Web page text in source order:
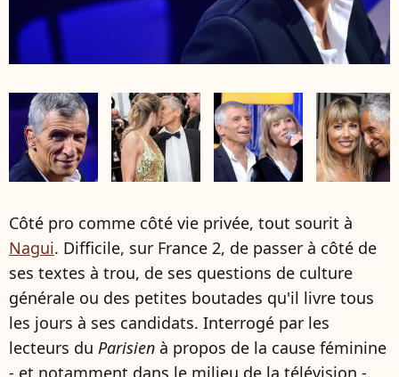
Côté pro comme côté vie privée, tout sourit à
Nagui. Difficile, sur France 2, de passer à côté de
ses textes à trou, de ses questions de culture
générale ou des petites boutades qu'il livre tous
les jours à ses candidats. Interrogé par les
lecteurs du Parisien à propos de la cause féminine
- et notamment dans le milieu de la télévision -,